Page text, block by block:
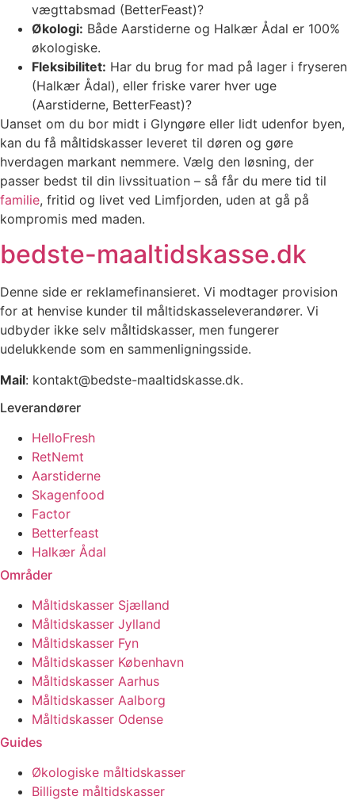
vægttabsmad (BetterFeast)?
Økologi: Både Aarstiderne og Halkær Ådal er 100%
økologiske.
Fleksibilitet: Har du brug for mad på lager i fryseren
(Halkær Ådal), eller friske varer hver uge
(Aarstiderne, BetterFeast)?
Uanset om du bor midt i Glyngøre eller lidt udenfor byen,
kan du få måltidskasser leveret til døren og gøre
hverdagen markant nemmere. Vælg den løsning, der
passer bedst til din livssituation – så får du mere tid til
familie, fritid og livet ved Limfjorden, uden at gå på
kompromis med maden.
bedste-maaltidskasse.dk
Denne side er reklamefinansieret. Vi modtager provision
for at henvise kunder til måltidskasseleverandører. Vi
udbyder ikke selv måltidskasser, men fungerer
udelukkende som en sammenligningsside.
Mail: kontakt@bedste-maaltidskasse.dk.
Leverandører
HelloFresh
RetNemt
Aarstiderne
Skagenfood
Factor
Betterfeast
Halkær Ådal
Områder
Måltidskasser Sjælland
Måltidskasser Jylland
Måltidskasser Fyn
Måltidskasser København
Måltidskasser Aarhus
Måltidskasser Aalborg
Måltidskasser Odense
Guides
Økologiske måltidskasser
Billigste måltidskasser